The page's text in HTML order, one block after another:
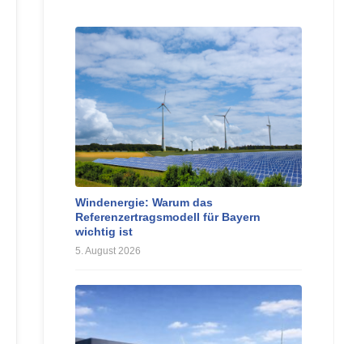
Windenergie: Warum das
Referenzertragsmodell für Bayern
wichtig ist
5. August 2026